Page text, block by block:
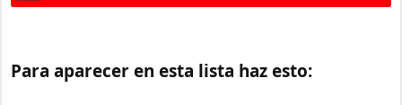
Para aparecer en esta lista haz esto: